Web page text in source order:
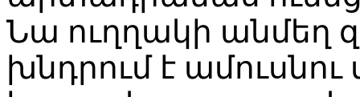
Նա ուղղակի անմեղ
խնդրում է